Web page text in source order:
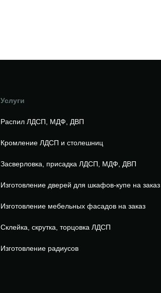
Услуги
Распил ЛДСП, МДФ, ДВП
Кромление ЛДСП и столешниц
Засверловка, присадка ЛДСП, МДФ, ДВП
Изготовление дверей для шкафов-купе на заказ
Изготовление мебельных фасадов на заказ
Склейка, скрутка, торцовка ЛДСП
Изготовление радиусов